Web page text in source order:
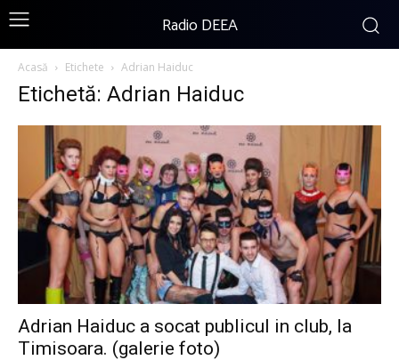
Radio DEEA
Acasă Etichete Adrian Haiduc
Etichetă: Adrian Haiduc
Adrian Haiduc a socat publicul in club, la
Timisoara. (galerie foto)